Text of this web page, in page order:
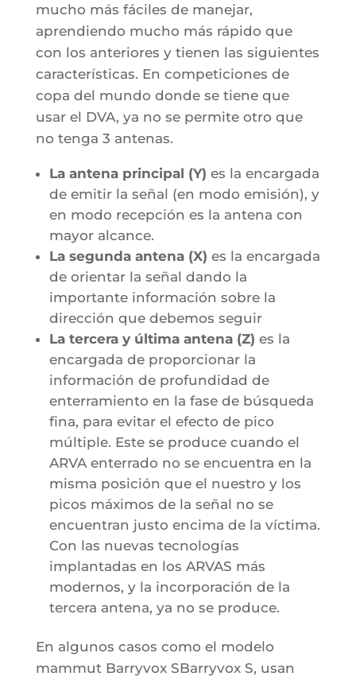
mucho más fáciles de manejar,
aprendiendo mucho más rápido que
con los anteriores y tienen las siguientes
características. En competiciones de
copa del mundo donde se tiene que
usar el DVA, ya no se permite otro que
no tenga 3 antenas.
La antena principal (Y) es la encargada
de emitir la señal (en modo emisión), y
en modo recepción es la antena con
mayor alcance.
La segunda antena (X) es la encargada
de orientar la señal dando la
importante información sobre la
dirección que debemos seguir
La tercera y última antena (Z) es la
encargada de proporcionar la
información de profundidad de
enterramiento en la fase de búsqueda
fina, para evitar el efecto de pico
múltiple. Este se produce cuando el
ARVA enterrado no se encuentra en la
misma posición que el nuestro y los
picos máximos de la señal no se
encuentran justo encima de la víctima.
Con las nuevas tecnologías
implantadas en los ARVAS más
modernos, y la incorporación de la
tercera antena, ya no se produce.
En algunos casos como el modelo
mammut Barryvox SBarryvox S, usan